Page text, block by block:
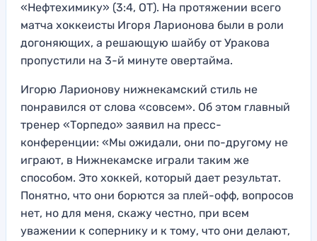
«Нефтехимику» (3:4, ОТ). На протяжении всего
матча хоккеисты Игоря Ларионова были в роли
догоняющих, а решающую шайбу от Уракова
пропустили на 3-й минуте овертайма.
Игорю Ларионову нижнекамский стиль не
понравился от слова «совсем». Об этом главный
тренер «Торпедо» заявил на пресс-
конференции: «Мы ожидали, они по-другому не
играют, в Нижнекамске играли таким же
способом. Это хоккей, который дает результат.
Понятно, что они борются за плей-офф, вопросов
нет, но для меня, скажу честно, при всем
уважении к сопернику и к тому, что они делают,